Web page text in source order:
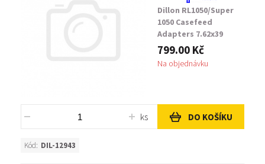
Dillon RL1050/Super
1050 Casefeed
Adapters 7.62x39
799.00 Kč
Na objednávku
ks DO KOŠÍKU
Kód: DIL-12943